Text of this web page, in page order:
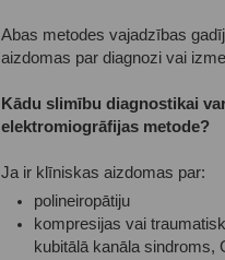
Abas metodes vajadzības
aizdomas par diagnozi vai
Kādu slimību diagnostikai
elektromiogrāfijas metode?
Ja ir klīniskas aizdomas par:
polineiropātiju
kompresijas vai
kubitālā kanāla sindroms,